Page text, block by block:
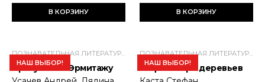
В КОРЗИНУ В КОРЗИНУ
НАШ ВЫБОР!
ПОЗНАВАТЕЛЬНАЯ ЛИТЕРАТУРА ДЛЯ ДЕТЕЙ
Прогулки по Эрмитажу
НАШ ВЫБОР!
ПОЗНАВАТЕЛЬНАЯ ЛИТЕРАТУРА ДЛЯ ДЕТЕЙ
Софи в мире деревьев